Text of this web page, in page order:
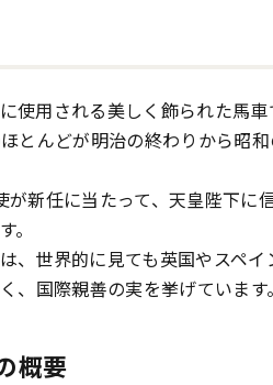
用される美しく飾られた馬車
とんどが明治の終わりから昭
新任に当たって、天皇陛下に
。
、世界的に見ても英国やスペ
国際親善の実を挙げています。
概要